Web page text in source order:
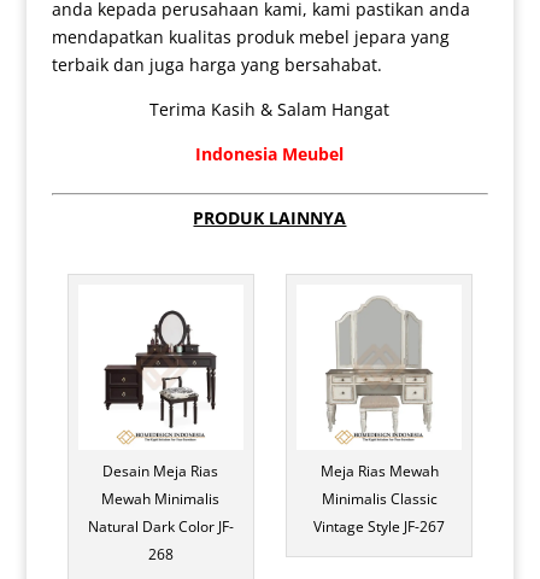
anda kepada perusahaan kami, kami pastikan anda
mendapatkan kualitas produk mebel jepara yang
terbaik dan juga harga yang bersahabat.
Terima Kasih & Salam Hangat
Indonesia Meubel
PRODUK LAINNYA
Desain Meja Rias
Mewah Minimalis
Natural Dark Color JF-
268
Meja Rias Mewah
Minimalis Classic
Vintage Style JF-267